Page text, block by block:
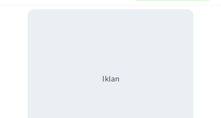
Iklan